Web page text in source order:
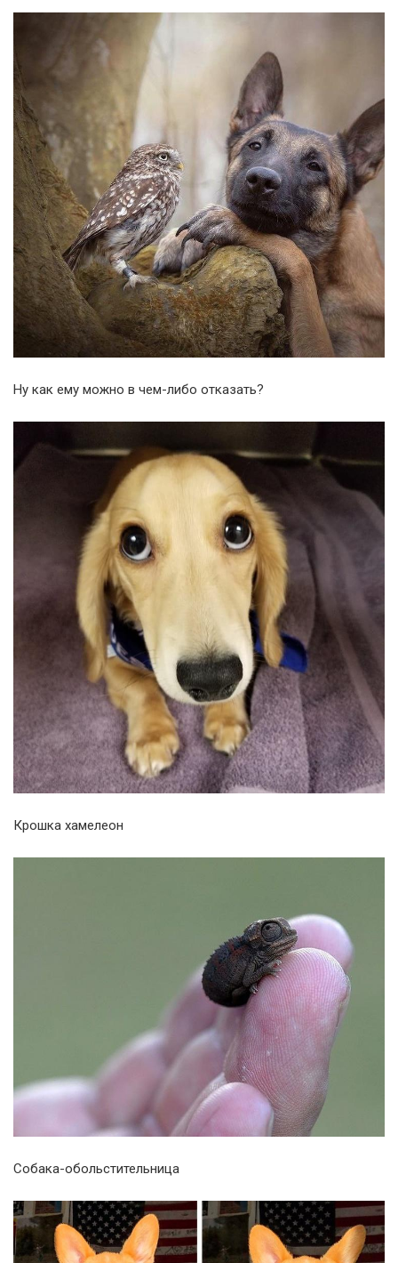
Ну как ему можно в чем-либо отказать?
Крошка хамелеон
Собака-обольстительница